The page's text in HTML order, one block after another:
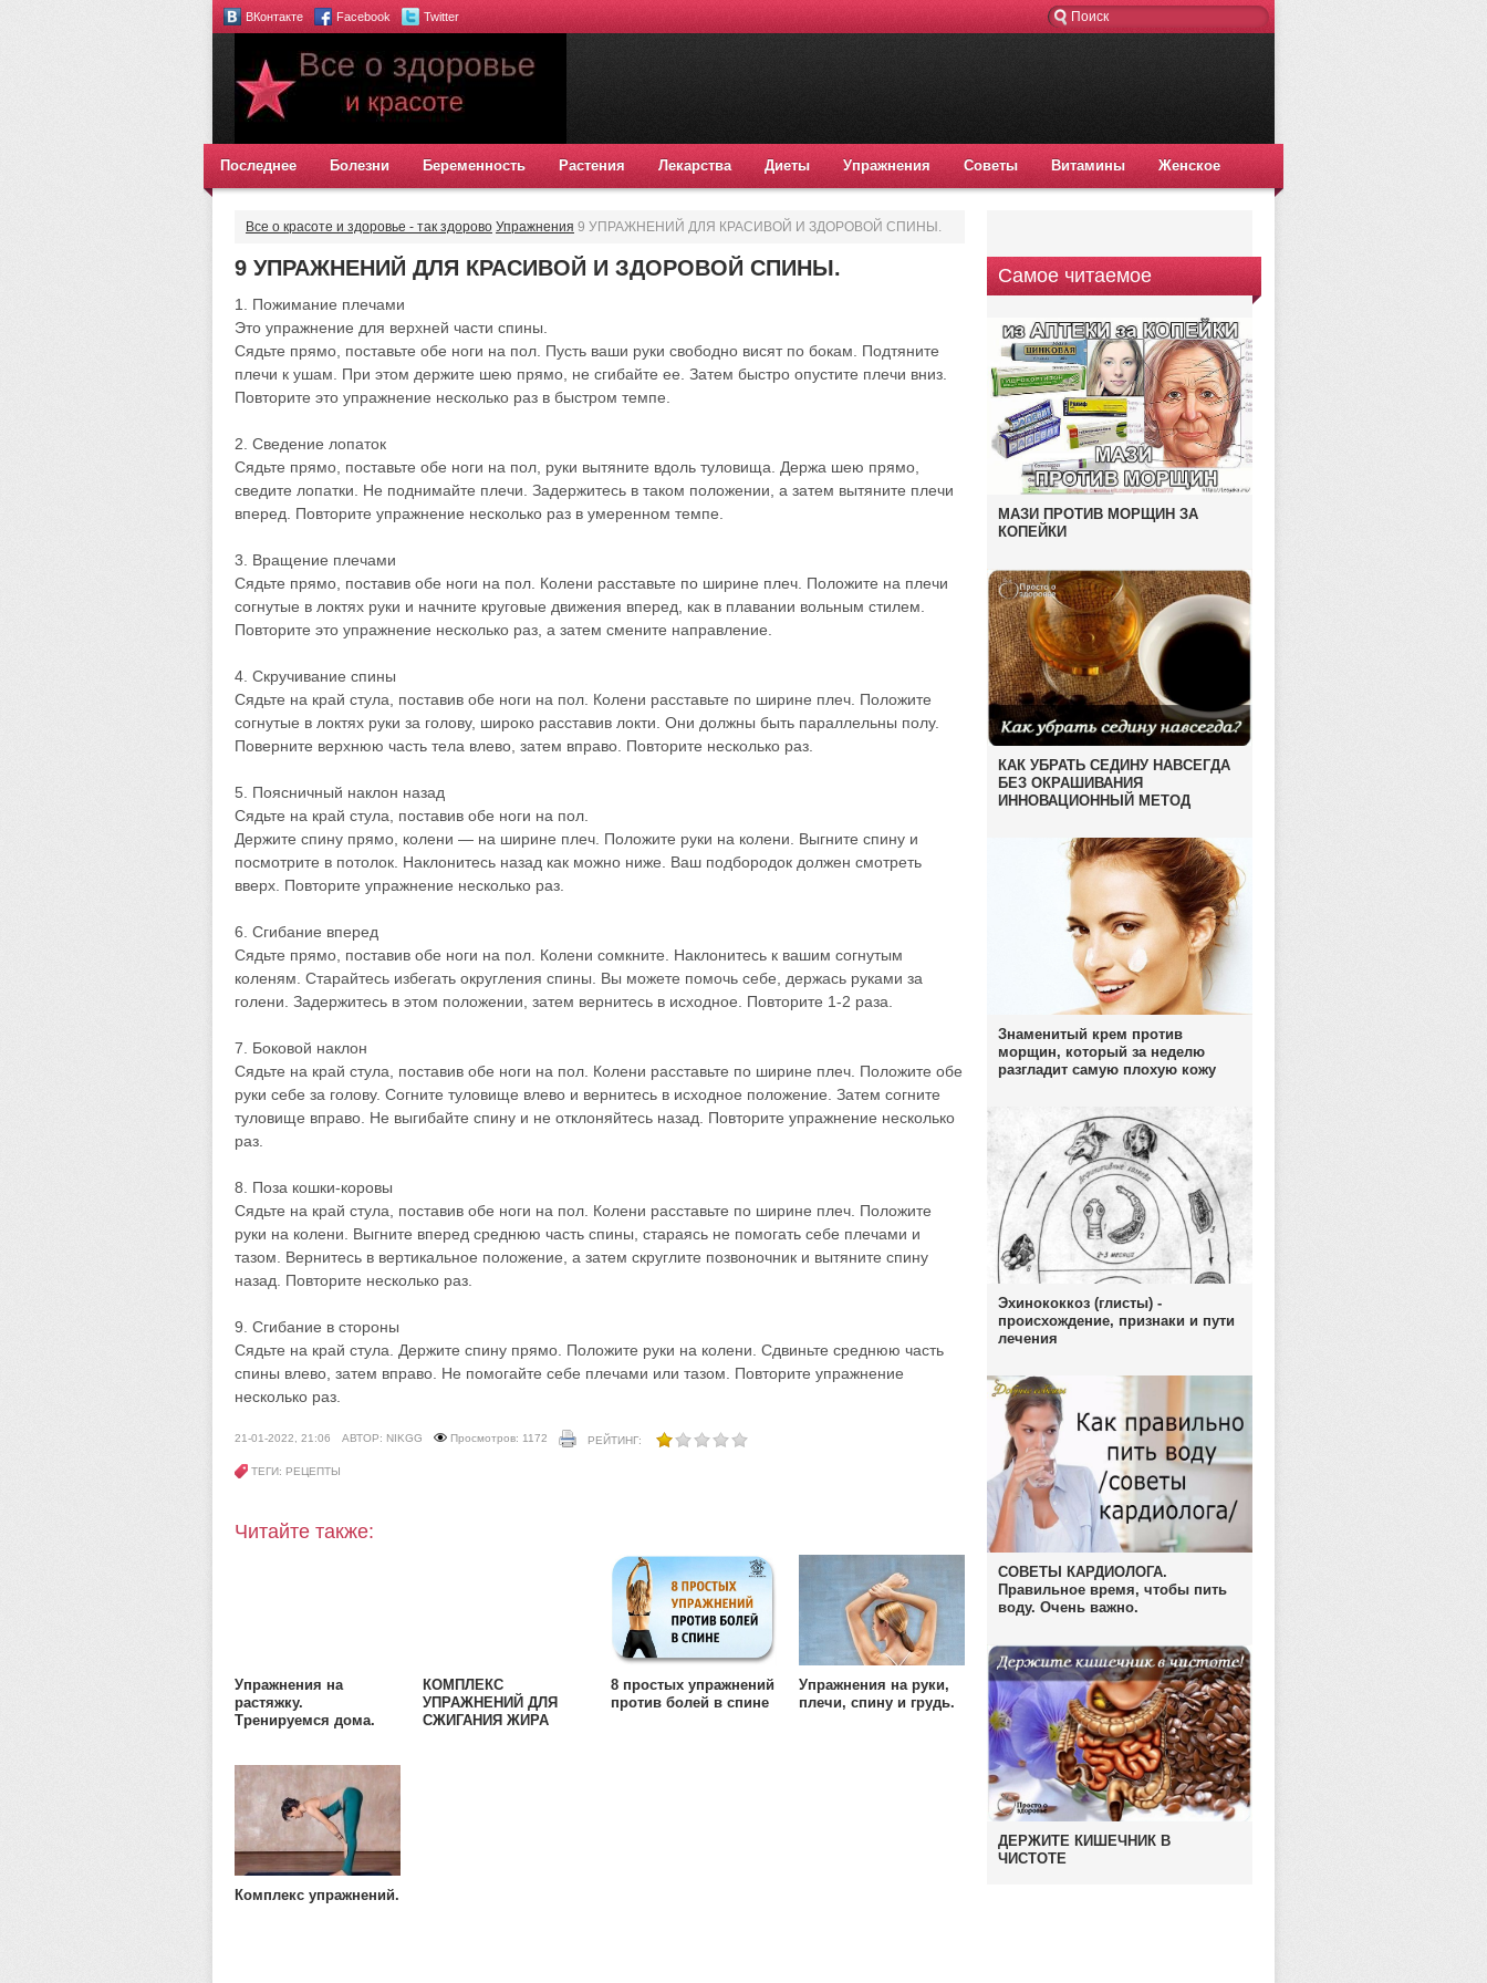
ВКонтакте Facebook Twitter
Последнее Болезни Беременность Растения Лекарства Диеты Упражнения Советы Витамины Женское
Все о красоте и здоровье - так здорово Упражнения 9 УПРАЖНЕНИЙ ДЛЯ КРАСИВОЙ И ЗДОРОВОЙ СПИНЫ.
9 УПРАЖНЕНИЙ ДЛЯ КРАСИВОЙ И ЗДОРОВОЙ СПИНЫ.
1. Пожимание плечами
Это упражнение для верхней части спины.
Сядьте прямо, поставьте обе ноги на пол. Пусть ваши руки свободно висят по бокам. Подтяните
плечи к ушам. При этом держите шею прямо, не сгибайте ее. Затем быстро опустите плечи вниз.
Повторите это упражнение несколько раз в быстром темпе.
2. Сведение лопаток
Сядьте прямо, поставьте обе ноги на пол, руки вытяните вдоль туловища. Держа шею прямо,
сведите лопатки. Не поднимайте плечи. Задержитесь в таком положении, а затем вытяните плечи
вперед. Повторите упражнение несколько раз в умеренном темпе.
3. Вращение плечами
Сядьте прямо, поставив обе ноги на пол. Колени расставьте по ширине плеч. Положите на плечи
согнутые в локтях руки и начните круговые движения вперед, как в плавании вольным стилем.
Повторите это упражнение несколько раз, а затем смените направление.
4. Скручивание спины
Сядьте на край стула, поставив обе ноги на пол. Колени расставьте по ширине плеч. Положите
согнутые в локтях руки за голову, широко расставив локти. Они должны быть параллельны полу.
Поверните верхнюю часть тела влево, затем вправо. Повторите несколько раз.
5. Поясничный наклон назад
Сядьте на край стула, поставив обе ноги на пол.
Держите спину прямо, колени — на ширине плеч. Положите руки на колени. Выгните спину и
посмотрите в потолок. Наклонитесь назад как можно ниже. Ваш подбородок должен смотреть
вверх. Повторите упражнение несколько раз.
6. Сгибание вперед
Сядьте прямо, поставив обе ноги на пол. Колени сомкните. Наклонитесь к вашим согнутым
коленям. Старайтесь избегать округления спины. Вы можете помочь себе, держась руками за
голени. Задержитесь в этом положении, затем вернитесь в исходное. Повторите 1-2 раза.
7. Боковой наклон
Сядьте на край стула, поставив обе ноги на пол. Колени расставьте по ширине плеч. Положите обе
руки себе за голову. Согните туловище влево и вернитесь в исходное положение. Затем согните
туловище вправо. Не выгибайте спину и не отклоняйтесь назад. Повторите упражнение несколько
раз.
8. Поза кошки-коровы
Сядьте на край стула, поставив обе ноги на пол. Колени расставьте по ширине плеч. Положите
руки на колени. Выгните вперед среднюю часть спины, стараясь не помогать себе плечами и
тазом. Вернитесь в вертикальное положение, а затем скруглите позвоночник и вытяните спину
назад. Повторите несколько раз.
9. Сгибание в стороны
Сядьте на край стула. Держите спину прямо. Положите руки на колени. Сдвиньте среднюю часть
спины влево, затем вправо. Не помогайте себе плечами или тазом. Повторите упражнение
несколько раз.
21-01-2022, 21:06 АВТОР: NIKGG Просмотров: 1172 РЕЙТИНГ:
ТЕГИ: РЕЦЕПТЫ
Читайте также:
Упражнения на
растяжку.
Тренируемся дома.
КОМПЛЕКС
УПРАЖНЕНИЙ ДЛЯ
СЖИГАНИЯ ЖИРА
8 простых упражнений
против болей в спине
Упражнения на руки,
плечи, спину и грудь.
Комплекс упражнений.
Самое читаемое
МАЗИ ПРОТИВ МОРЩИН ЗА
КОПЕЙКИ
КАК УБРАТЬ СЕДИНУ НАВСЕГДА
БЕЗ ОКРАШИВАНИЯ
ИННОВАЦИОННЫЙ МЕТОД
Знаменитый крем против
морщин, который за неделю
разгладит самую плохую кожу
Эхинококкоз (глисты) -
происхождение, признаки и пути
лечения
СОВЕТЫ КАРДИОЛОГА.
Правильное время, чтобы пить
воду. Очень важно.
ДЕРЖИТЕ КИШЕЧНИК В
ЧИСТОТЕ